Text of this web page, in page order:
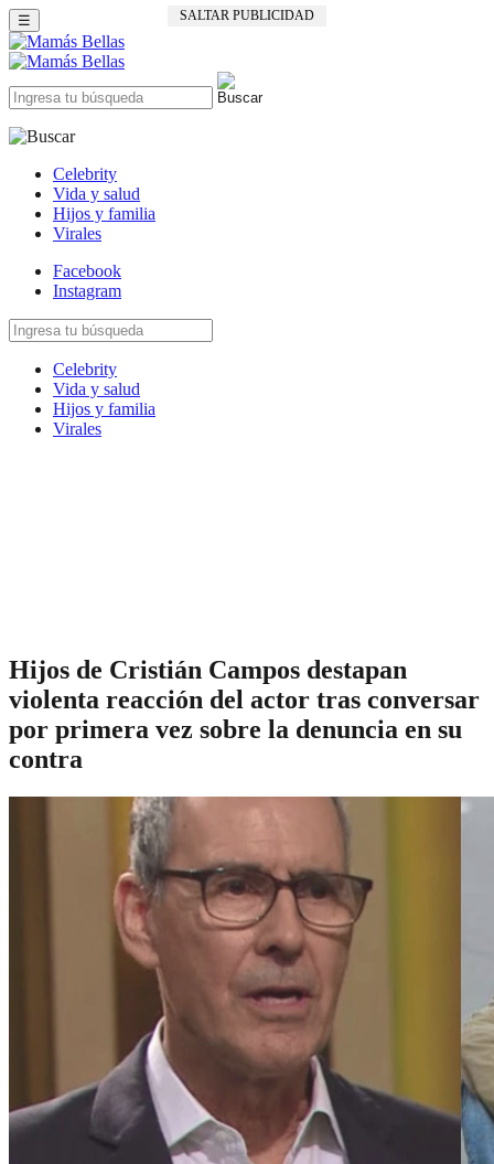
SALTAR PUBLICIDAD
☰
Celebrity
Vida y salud
Hijos y familia
Virales
Facebook
Instagram
Celebrity
Vida y salud
Hijos y familia
Virales
Hijos de Cristián Campos destapan
violenta reacción del actor tras conversar
por primera vez sobre la denuncia en su
contra